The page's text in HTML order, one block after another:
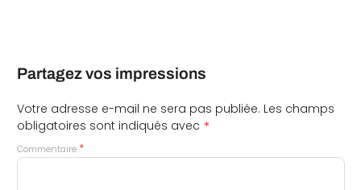
Partagez vos impressions
Votre adresse e-mail ne sera pas publiée. Les champs
obligatoires sont indiqués avec *
Commentaire *